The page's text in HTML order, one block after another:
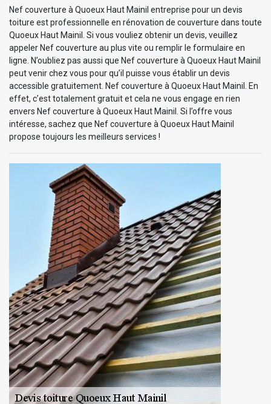
Nef couverture à Quoeux Haut Mainil entreprise pour un devis
toiture est professionnelle en rénovation de couverture dans toute
Quoeux Haut Mainil. Si vous vouliez obtenir un devis, veuillez
appeler Nef couverture au plus vite ou remplir le formulaire en
ligne. N’oubliez pas aussi que Nef couverture à Quoeux Haut Mainil
peut venir chez vous pour qu’il puisse vous établir un devis
accessible gratuitement. Nef couverture à Quoeux Haut Mainil. En
effet, c’est totalement gratuit et cela ne vous engage en rien
envers Nef couverture à Quoeux Haut Mainil. Si l’offre vous
intéresse, sachez que Nef couverture à Quoeux Haut Mainil
propose toujours les meilleurs services !